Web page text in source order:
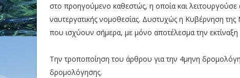
στο προηγούμενο καθεστώς, η οποία και λειτουργούσε
ναυτεργατικής νομοθεσίας. Δυστυχώς η Κυβέρνηση της
που ισχύουν σήμερα, με μόνο αποτέλεσμα την
Την τροποποίηση του άρθρου για την 4μηνη
δρομολόγησης.